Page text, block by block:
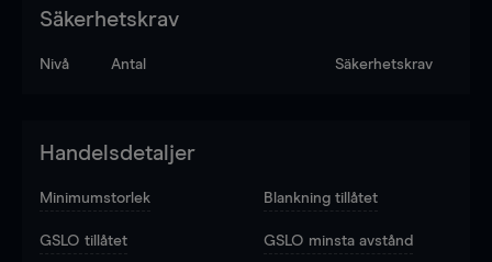
Säkerhetskrav
Nivå Antal Säkerhetskrav
Handelsdetaljer
Minimumstorlek Blankning tillåtet
GSLO tillåtet GSLO minsta avstånd